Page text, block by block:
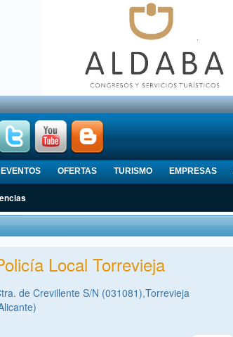
EVENTOS OFERTAS TURISMO EMPRESAS
Local Torrevieja
de Crevillente S/N (031081),Torrevieja